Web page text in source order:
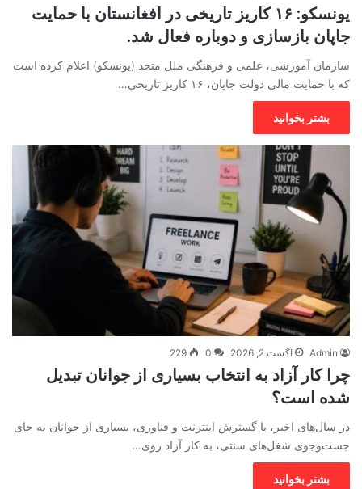
یونسکو: ۱۶ کاریز تاریخی در افغانستان با حمایت
جاپان بازسازی و دوباره فعال شد.
سازمان آموزشی، علمی و فرهنگی ملل متحد (یونسکو) اعلام کرده است
که با حمایت مالی دولت جاپان، ۱۶ کاریز تاریخی…
بشتر بخوانید
Admin آگست 2, 2026 0
229
چرا کار آزاد به انتخاب بسیاری از جوانان تبدیل
شده است؟
در سال‌های اخیر، با گسترش اینترنت و فناوری، بسیاری از جوانان به جای
جست‌وجوی شغل‌های سنتی، به کار آزاد روی…
بشتر بخوانید